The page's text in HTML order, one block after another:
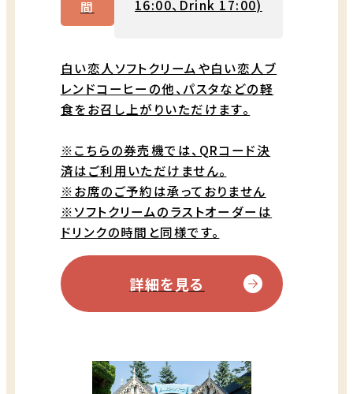
間 16:00、Drink 17:00)
白い恋人ソフトクリームや白い恋人ブ
レンドコーヒーの他、パスタなどの軽
食をお召し上がりいただけます。
※こちらの券売機では、QRコード決
済はご利用いただけません。
※お席のご予約は承っておりません
※ソフトクリームのラストオーダーは
ドリンクの時間と同様です。
詳細を見る